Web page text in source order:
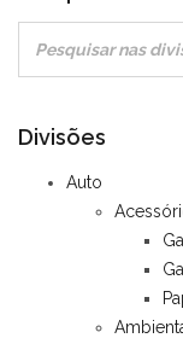
Divisões
Auto